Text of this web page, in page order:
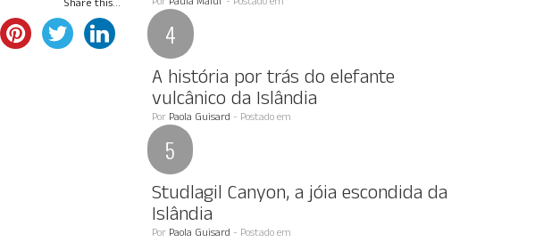
Share this... Por Paula Maluf - Postado em
A história por trás do elefante
vulcânico da Islândia
Por Paola Guisard - Postado em
Studlagil Canyon, a jóia escondida da
Islândia
Por Paola Guisard - Postado em